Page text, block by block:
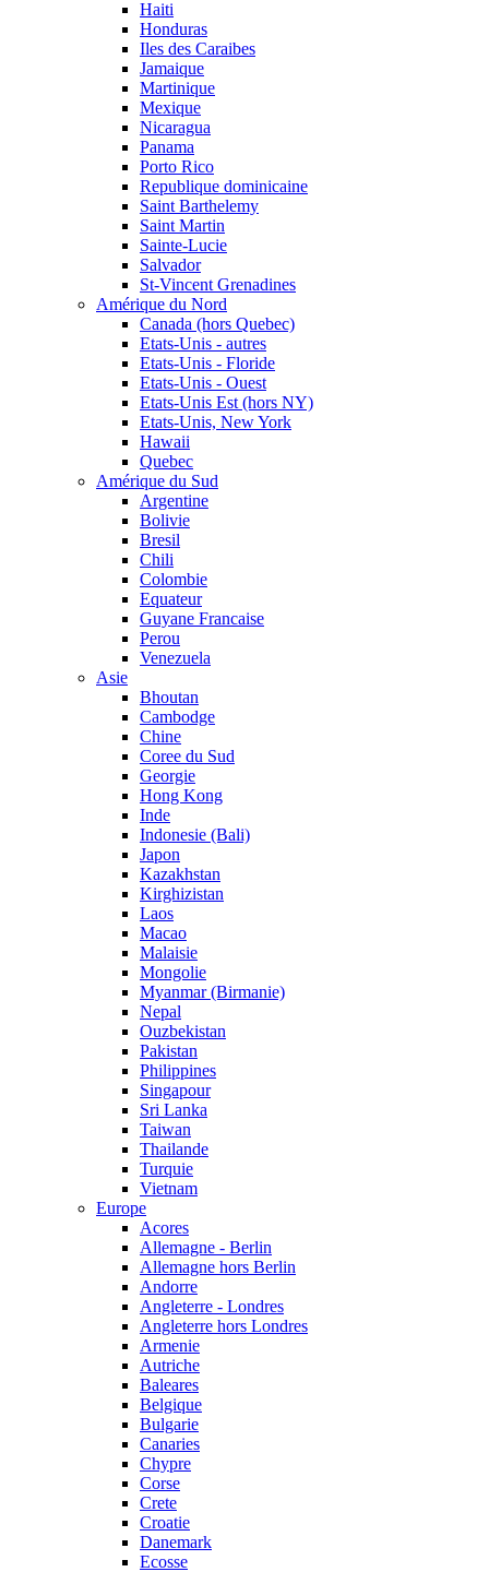
Haiti
Honduras
Iles des Caraibes
Jamaique
Martinique
Mexique
Nicaragua
Panama
Porto Rico
Republique dominicaine
Saint Barthelemy
Saint Martin
Sainte-Lucie
Salvador
St-Vincent Grenadines
Amérique du Nord
Canada (hors Quebec)
Etats-Unis - autres
Etats-Unis - Floride
Etats-Unis - Ouest
Etats-Unis Est (hors NY)
Etats-Unis, New York
Hawaii
Quebec
Amérique du Sud
Argentine
Bolivie
Bresil
Chili
Colombie
Equateur
Guyane Francaise
Perou
Venezuela
Asie
Bhoutan
Cambodge
Chine
Coree du Sud
Georgie
Hong Kong
Inde
Indonesie (Bali)
Japon
Kazakhstan
Kirghizistan
Laos
Macao
Malaisie
Mongolie
Myanmar (Birmanie)
Nepal
Ouzbekistan
Pakistan
Philippines
Singapour
Sri Lanka
Taiwan
Thailande
Turquie
Vietnam
Europe
Acores
Allemagne - Berlin
Allemagne hors Berlin
Andorre
Angleterre - Londres
Angleterre hors Londres
Armenie
Autriche
Baleares
Belgique
Bulgarie
Canaries
Chypre
Corse
Crete
Croatie
Danemark
Ecosse